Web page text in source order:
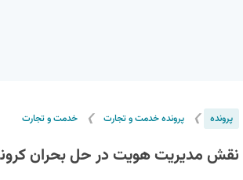
پرونده ❯ پرونده خدمت و تجارت ❯ خدمت و تجارت
نقش مدیریت هویت در حل بحران